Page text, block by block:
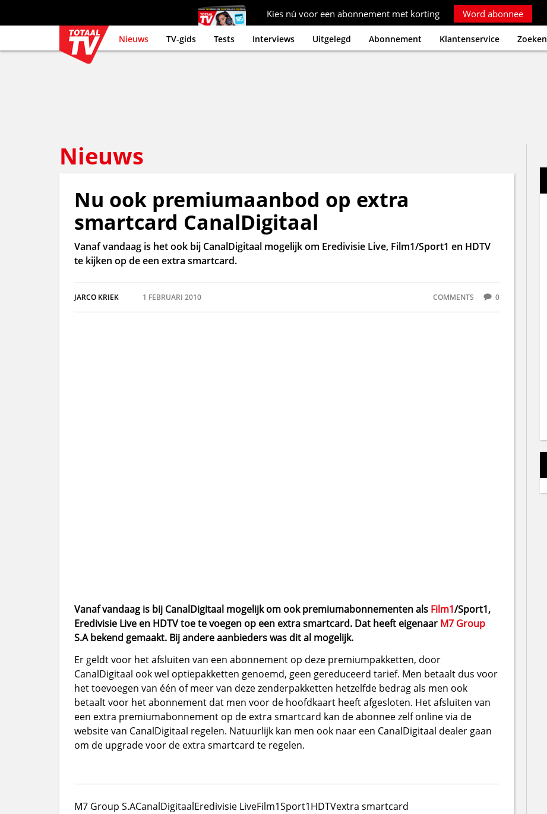
Kies nú voor een abonnement met korting Word abonnee
Nieuws TV-gids Tests Interviews Uitgelegd Abonnement Klantenservice Zoeken
Nieuws
Nu ook premiumaanbod op extra
smartcard CanalDigitaal
Vanaf vandaag is het ook bij CanalDigitaal mogelijk om Eredivisie Live, Film1/Sport1 en HDTV
te kijken op de een extra smartcard.
JARCO KRIEK 1 FEBRUARI 2010 COMMENTS 0
Vanaf vandaag is bij CanalDigitaal mogelijk om ook premiumabonnementen als Film1/Sport1,
Eredivisie Live en HDTV toe te voegen op een extra smartcard. Dat heeft eigenaar M7 Group
S.A bekend gemaakt. Bij andere aanbieders was dit al mogelijk.
Er geldt voor het afsluiten van een abonnement op deze premiumpakketten, door
CanalDigitaal ook wel optiepakketten genoemd, geen gereduceerd tarief. Men betaalt dus voor
het toevoegen van één of meer van deze zenderpakketten hetzelfde bedrag als men ook
betaalt voor het abonnement dat men voor de hoofdkaart heeft afgesloten. Het afsluiten van
een extra premiumabonnement op de extra smartcard kan de abonnee zelf online via de
website van CanalDigitaal regelen. Natuurlijk kan men ook naar een CanalDigitaal dealer gaan
om de upgrade voor de extra smartcard te regelen.
M7 Group S.ACanalDigitaalEredivisie LiveFilm1Sport1HDTVextra smartcard